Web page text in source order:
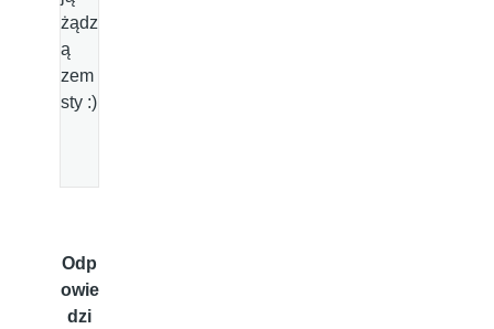
żądz
ą
zem
sty :)
Odp
owie
dzi